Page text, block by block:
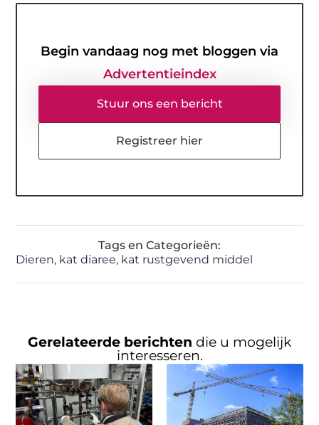
Begin vandaag nog met bloggen via
Advertentieindex
Stuur ons een bericht
Registreer hier
Tags en Categorieën:
Dieren, kat diaree, kat rustgevend middel
Gerelateerde berichten die u mogelijk
interesseren.